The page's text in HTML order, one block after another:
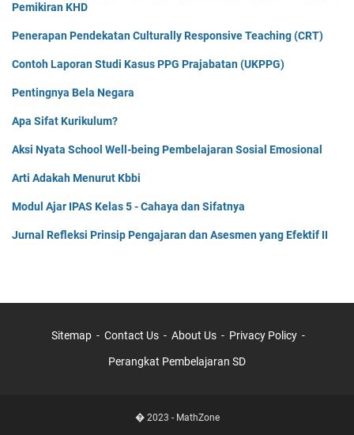
Pemikiran KHD
Penerapan Pendekatan Culturally Responsive Teaching (CRT)
Contoh Laporan Studi Kasus PPG Prajabatan (UKPPG)
Pentingnya Bela Negara
Apa Sifat Kurikulum?
Aksi Nyata School Well-being Pembelajaran Sosial Emosional
Arti Adakah Menurut Kbbi
Modul Ajar IPAS Kelas 5 - Cahaya dan Sifatnya
Jurnal Refleksi Prinsip Pengajaran dan Asesmen yang Efektif II
Sitemap Contact Us About Us Privacy Policy
Perangkat Pembelajaran SD
� 2023 - MathZone